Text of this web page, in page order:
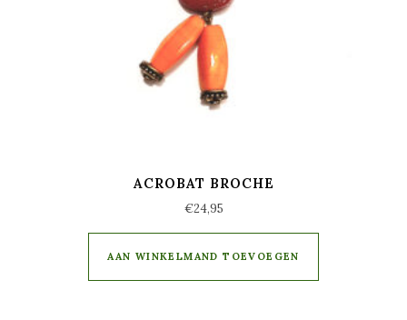
ACROBAT BROCHE
€24,95
AAN WINKELMAND TOEVOEGEN